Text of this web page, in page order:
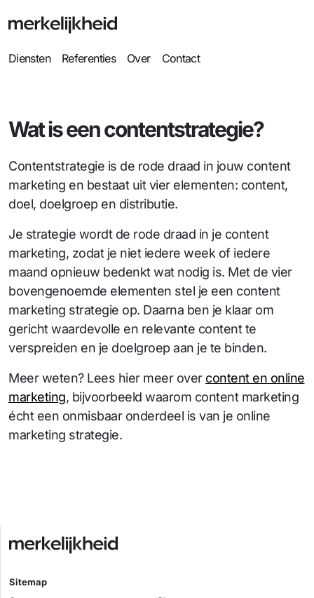
Diensten Referenties Over Contact
Wat is een contentstrategie?
Contentstrategie is de rode draad in jouw content
marketing en bestaat uit vier elementen: content,
doel, doelgroep en distributie.
Je strategie wordt de rode draad in je content
marketing, zodat je niet iedere week of iedere
maand opnieuw bedenkt wat nodig is. Met de vier
bovengenoemde elementen stel je een content
marketing strategie op. Daarna ben je klaar om
gericht waardevolle en relevante content te
verspreiden en je doelgroep aan je te binden.
Meer weten? Lees hier meer over content en online
marketing, bijvoorbeeld waarom content marketing
écht een onmisbaar onderdeel is van je online
marketing strategie.
Sitemap